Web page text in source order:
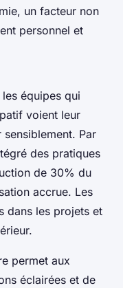
un facteur non
personnel et
équipes qui
voient leur
sensiblement. Par
des pratiques
de 30% du
accrue. Les
dans les projets et
permet aux
éclairées et de